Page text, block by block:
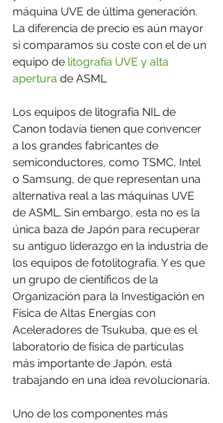
máquina UVE de última generación.
La diferencia de precio es aún mayor
si comparamos su coste con el de un
equipo de litografía UVE y alta
apertura de ASML
Los equipos de litografía NIL de
Canon todavía tienen que convencer
a los grandes fabricantes de
semiconductores, como TSMC, Intel
o Samsung, de que representan una
alternativa real a las máquinas UVE
de ASML. Sin embargo, esta no es la
única baza de Japón para recuperar
su antiguo liderazgo en la industria de
los equipos de fotolitografía. Y es que
un grupo de científicos de la
Organización para la Investigación en
Física de Altas Energías con
Aceleradores​ de Tsukuba, que es el
laboratorio de física de partículas
más importante de Japón, está
trabajando en una idea revolucionaria.
Uno de los componentes más